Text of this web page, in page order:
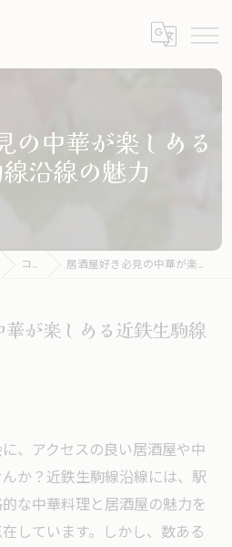
の中華が楽しめる
沿線の魅力
コラム 居酒屋好き必見の中華が楽しめる近鉄生駒線沿線の魅力
が楽しめる近鉄生駒線
、アクセスの良い居酒屋や中
か？近鉄生駒線沿線には、駅
な中華料理と居酒屋の魅力を
しています。しかし、数ある